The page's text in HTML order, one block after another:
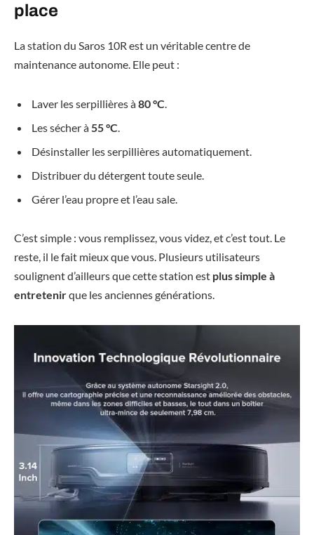
place
La station du Saros 10R est un véritable centre de
maintenance autonome. Elle peut :
Laver les serpillières à80 °C
Les sécher à 55 °C
Désinstaller les serpillières automatiquement.
Distribuer du détergent toute seule.
Gérer l’eau propre et l’eau sale.
C’est simple : vous remplissez, vous videz, et c’est tout. Le
reste, il le fait mieux que vous. Plusieurs utilisateurs
soulignent d’ailleurs que cette station est plus simple à
entretenirque les anciennes générations.